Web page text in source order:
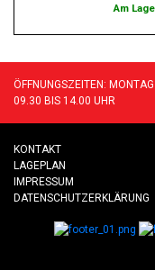
Am
ÖFFNUNGSZEITEN:
09.30 BIS 14.00 UHR
KONTAKT
LAGEPLAN
IMPRESSUM
DATENSCHUTZERKLÄRUNG